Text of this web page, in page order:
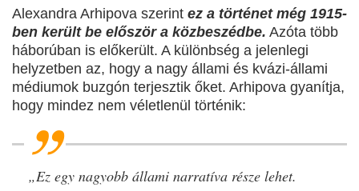
Alexandra Arhipova szerint ez a történet még 1915-
ben került be először a közbeszédbe. Azóta több
háborúban is előkerült. A különbség a jelenlegi
helyzetben az, hogy a nagy állami és kvázi-állami
médiumok buzgón terjesztik őket. Arhipova gyanítja,
hogy mindez nem véletlenül történik:
„Ez egy nagyobb állami narratíva része lehet.